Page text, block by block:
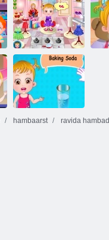
Väike hambaarst
lastele 2
Beebi sarapuu
lilletüdruk
hambaarst ravida hambad